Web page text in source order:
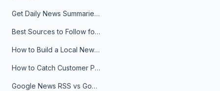
Get Daily News Summaries About Any Topic in Telegram, Discord, Slack, and Email
Best Sources to Follow for Crypto News in Your Reader (2026)
How to Build a Local News Hub That Updates Itself
How to Catch Customer Problems Before They Become Support Tickets
Google News RSS vs Google Alerts: Which Is Better for News Monitoring?